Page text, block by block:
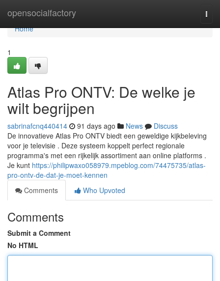
opensocialfactory
Home
Home
1
Atlas Pro ONTV: De welke je
wilt begrijpen
sabrinafcnq440414 91 days ago News
Discuss
De innovatieve Atlas Pro ONTV biedt een geweldige kijkbeleving
voor je televisie . Deze systeem koppelt perfect regionale
programma's met een rijkelijk assortiment aan online platforms .
Je kunt https://philipwaxo058979.mpeblog.com/74475735/atlas-
pro-ontv-de-dat-je-moet-kennen
Comments
Who Upvoted
Comments
Submit a Comment
No HTML